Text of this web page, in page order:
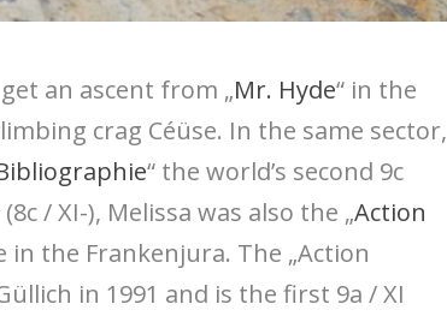
an ascent from „Mr. Hyde“ in the
crag Céüse. In the same sector,
“ the world’s second 9c
/ XI-), Melissa was also the „Action
in the Frankenjura. The „Action
in 1991 and is the first 9a / XI